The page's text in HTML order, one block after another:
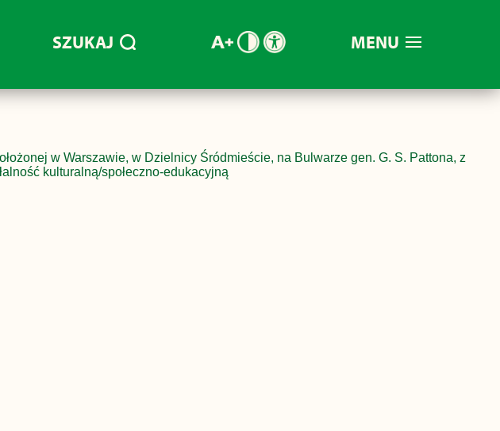
MENU
SZUKAJ
w Warszawie, w Dzielnicy Śródmieście, na Bulwarze gen. G. S. Pattona, z
kulturalną/społeczno-edukacyjną